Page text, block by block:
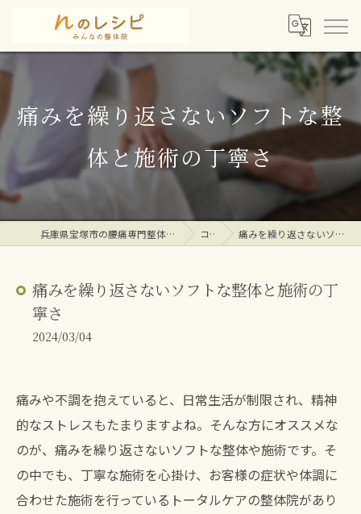
痛みを繰り返さないソフトな整
体と施術の丁寧さ
兵庫県宝塚市の腰痛専門整体院ならｎのレシピみんなの整体院 コラム 痛みを繰り返さないソフトな整体と施術の丁寧さ
痛みを繰り返さないソフトな整体と施術の丁
寧さ
2024/03/04
痛みや不調を抱えていると、日常生活が制限され、精神
的なストレスもたまりますよね。そんな方にオススメな
のが、痛みを繰り返さないソフトな整体や施術です。そ
の中でも、丁寧な施術を心掛け、お客様の症状や体調に
合わせた施術を行っているトータルケアの整体院があり